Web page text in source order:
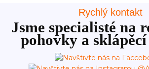
Rychlý kontakt
Jsme specialisté na
pohovky a sklápěcí